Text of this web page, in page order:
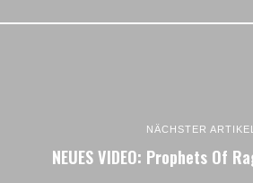
NÄCHSTER ARTIKEL
NEUES VIDEO: Prophets Of